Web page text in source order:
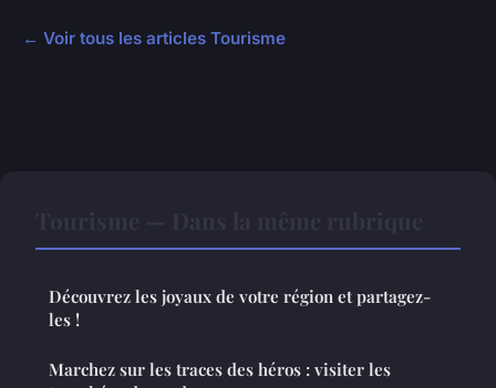
← Voir tous les articles Tourisme
Découvrez les joyaux de votre région et partagez-
les !
Marchez sur les traces des héros : visiter les